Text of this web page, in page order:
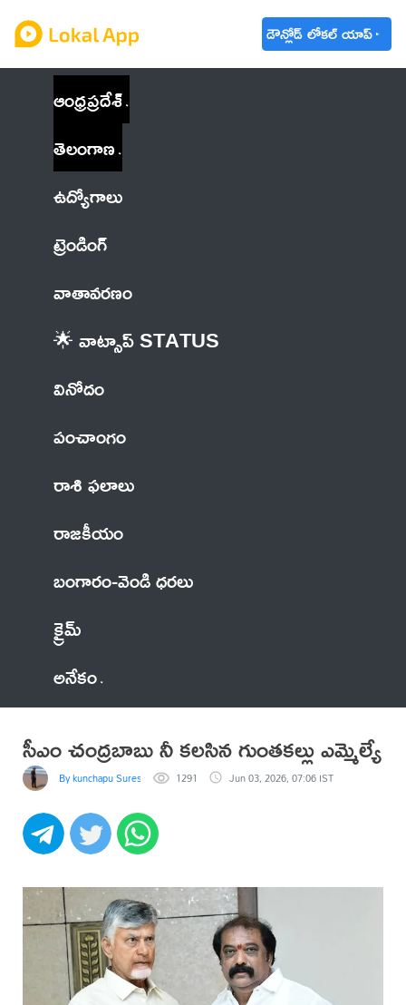
డౌన్లోడ్ లోకల్ యాప్
ఆంధ్రప్రదేశ్
తెలంగాణ
ఉద్యోగాలు
ట్రెండింగ్
వాతావరణం
🌟 వాట్సాప్ STATUS
వినోదం
పంచాంగం
రాశి ఫలాలు
రాజకీయం
బంగారం-వెండి ధరలు
క్రైమ్
అనేకం
సీఎం చంద్రబాబు నీ కలసిన గుంతకల్లు ఎమ్మెల్యే
By kunchapu Suresh 1291 Jun 03, 2026, 07:06 IST